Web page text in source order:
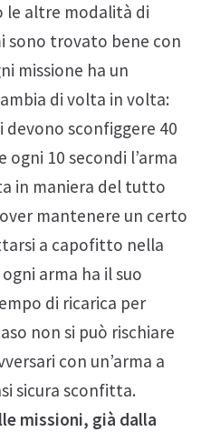
altre modalità di
sono trovato bene con
missione ha un
di volta in volta:
devono sconfiggere 40
10 secondi l’arma
in maniera del tutto
mantenere un certo
a capofitto nella
arma ha il suo
di ricarica per
non si può rischiare
con un’arma a
sicura sconfitta.
missioni, già dalla